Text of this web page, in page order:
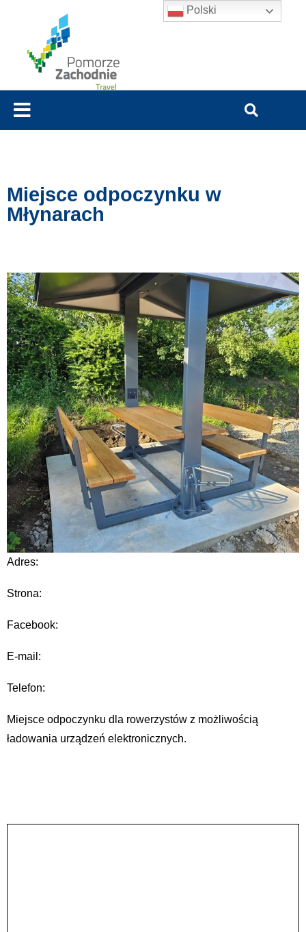
Miejsce odpoczynku w
Młynarach
Adres:
Strona:
Facebook:
E-mail:
Telefon:
Miejsce odpoczynku dla rowerzystów z możliwością
ładowania urządzeń elektronicznych.
Polski